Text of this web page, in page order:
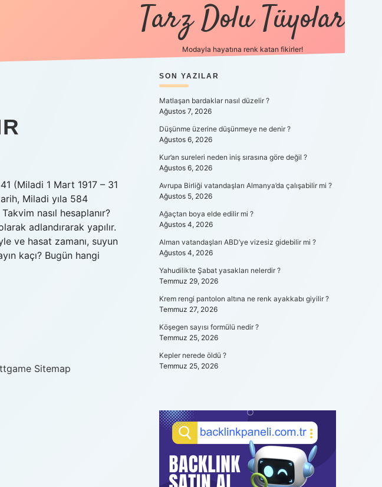
Tarz Dolu Tüyolar
Modayla hayatına renk katan fikirler!
(Miladi 1 Mart 1917 – 31
Miladi yıla 584
nasıl hesaplanır?
adlandırarak yapılır.
ve hasat zamanı, suyun
kaçı? Bugün hangi
Sitemap
SIDEBAR
SON YAZILAR
Matlaşan bardaklar nasıl düzelir ?
Ağustos 7, 2026
Düşünme üzerine düşünmeye ne denir ?
Ağustos 6, 2026
Kur’an sureleri neden iniş sırasına göre değil ?
Ağustos 6, 2026
Avrupa Birliği vatandaşları Almanya’da çalışabilir mi ?
Ağustos 5, 2026
Ağaçtan boya elde edilir mi ?
Ağustos 4, 2026
Alman vatandaşları ABD’ye vizesiz gidebilir mi ?
Ağustos 4, 2026
Yahudilikte Şabat yasakları nelerdir ?
Temmuz 29, 2026
Krem rengi pantolon altına ne renk ayakkabı giyilir ?
Temmuz 27, 2026
Köşegen sayısı formülü nedir ?
Temmuz 25, 2026
Kepler nerede öldü ?
Temmuz 25, 2026